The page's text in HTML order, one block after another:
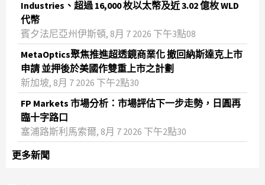
Industries、超過 16,000 枚以太幣及近 3.02 億枚 WLD
代幣
賓夕法尼亞州伊斯頓, 8月 7 2026 下午3點08
MetaOptics聚焦推進超透鏡商業化 撤回納斯達克上市
申請 並押後於美國作雙重上市之計劃
新加坡, 8月 7 2026 下午2點30
FP Markets 市場分析：市場評估下一步走勢，日圓再
臨十字路口
塞浦路斯利馬索爾, 8月 7 2026 下午2點30
更多新聞